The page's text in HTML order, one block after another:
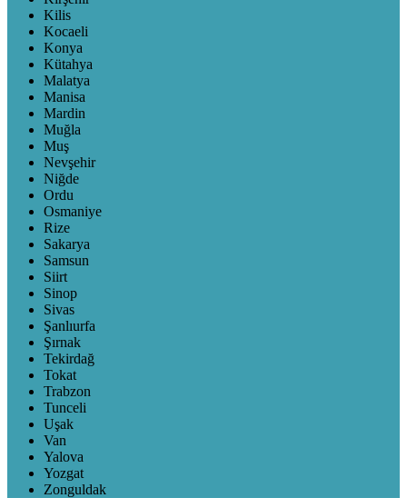
Kilis
Kocaeli
Konya
Kütahya
Malatya
Manisa
Mardin
Muğla
Muş
Nevşehir
Niğde
Ordu
Osmaniye
Rize
Sakarya
Samsun
Siirt
Sinop
Sivas
Şanlıurfa
Şırnak
Tekirdağ
Tokat
Trabzon
Tunceli
Uşak
Van
Yalova
Yozgat
Zonguldak